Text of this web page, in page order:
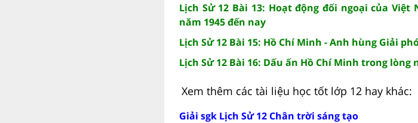
Lịch Sử 12 Bài 13: Hoạt động đối ngoại của
năm 1945 đến nay
Lịch Sử 12 Bài 15: Hồ Chí Minh - Anh hùng Giải
Lịch Sử 12 Bài 16: Dấu ấn Hồ Chí Minh trong
Xem thêm các tài liệu học tốt lớp 12 hay khác:
Giải sgk Lịch Sử 12 Chân trời sáng tạo